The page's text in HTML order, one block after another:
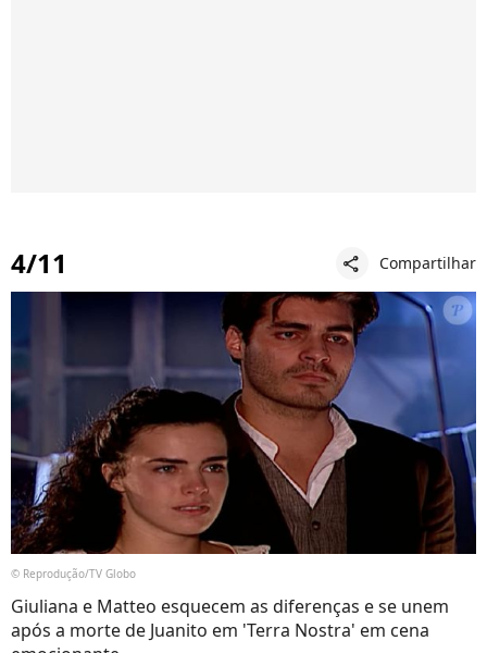
4/11 share Compartilhar
© Reprodução/TV Globo
Giuliana e Matteo esquecem as diferenças e se unem
após a morte de Juanito em 'Terra Nostra' em cena